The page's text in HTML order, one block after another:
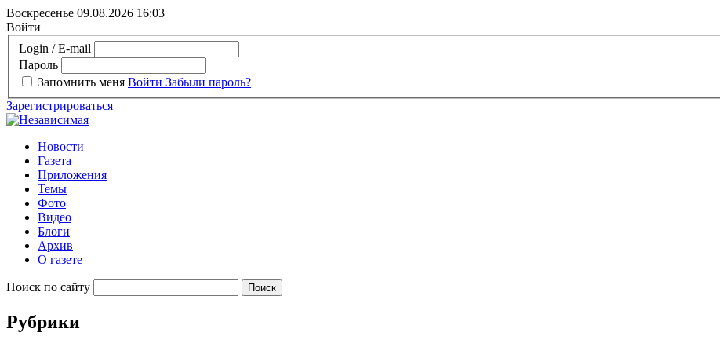
Воскресенье 09.08.2026 16:03
Войти
Login / E-mail
Пароль
Запомнить меня Войти Забыли пароль?
Зарегистрироваться
Новости
Газета
Приложения
Темы
Фото
Видео
Блоги
Архив
О газете
Поиск по сайту
Рубрики